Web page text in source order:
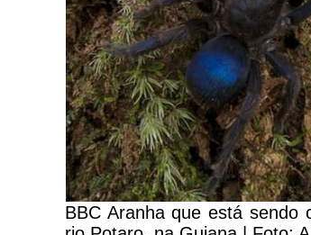
BBC Aranha que está sendo